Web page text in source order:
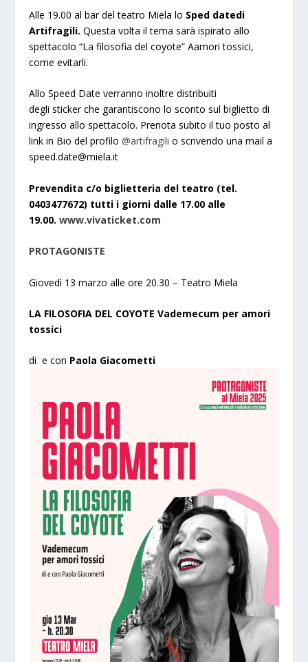
Alle 19.00 al bar del teatro Miela lo Sped datedi
Artifragili.Questa volta il tema sarà ispirato allo
spettacolo “La filosofia del coyote” Aamori tossici,
come evitarli.
Allo Speed Date verranno inoltre distribuiti
degli sticker che garantiscono lo sconto sul biglietto di
ingresso allo spettacolo. Prenota subito il tuo posto al
link in Bio del profilo@artifragili o scrivendo una mail a
speed.date@miela.it
Prevendita c/o biglietteria del teatro (tel.
0403477672) tutti i giorni dalle 17.00 alle
19.00.www.vivaticket.com
PROTAGONISTE
Giovedì 13 marzo alle ore 20.30 – Teatro Miela
LA FILOSOFIA DEL COYOTE Vademecum per amori
tossici
di e con Paola Giacometti